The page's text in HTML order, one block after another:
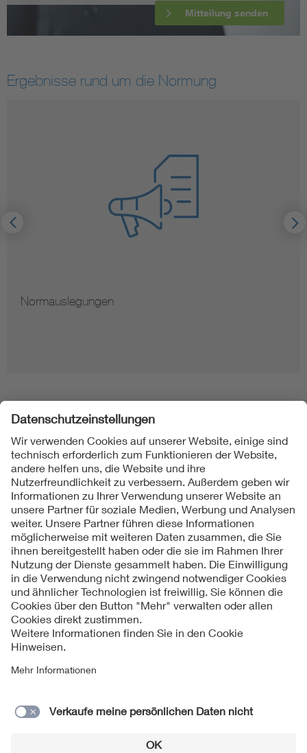
Mitteilung senden
Ergebnisse rund um die Normung
Normauslegungen
Folgen Sie uns
Kontakt
Impressum
Datenschutzinformationen
Cookie Hinweise
Compliance
Jahresarchiv
© 2026 VDE Verband der Elektrotechnik Elektronik